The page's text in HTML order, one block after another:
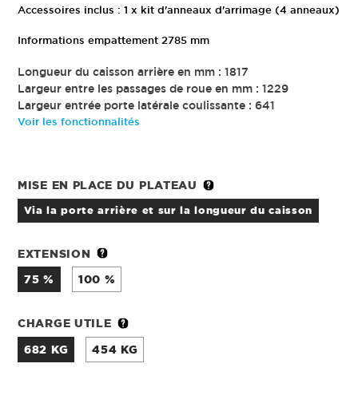
Accessoires inclus : 1 x kit d'anneaux d'arrimage (4 anneaux)
Informations empattement 2785 mm
Longueur du caisson arrière en mm : 1817
Largeur entre les passages de roue en mm : 1229
Largeur entrée porte latérale coulissante : 641
Voir les fonctionnalités
MISE EN PLACE DU PLATEAU
via la porte arrière et sur la longueur du caisson
EXTENSION
75 %
100 %
CHARGE UTILE
682 KG
454 KG